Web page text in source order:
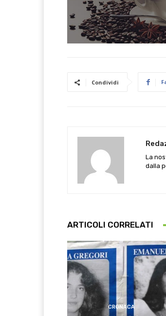
Condividi
La
dalla
ARTICOLI CORRELATI
CRONACA